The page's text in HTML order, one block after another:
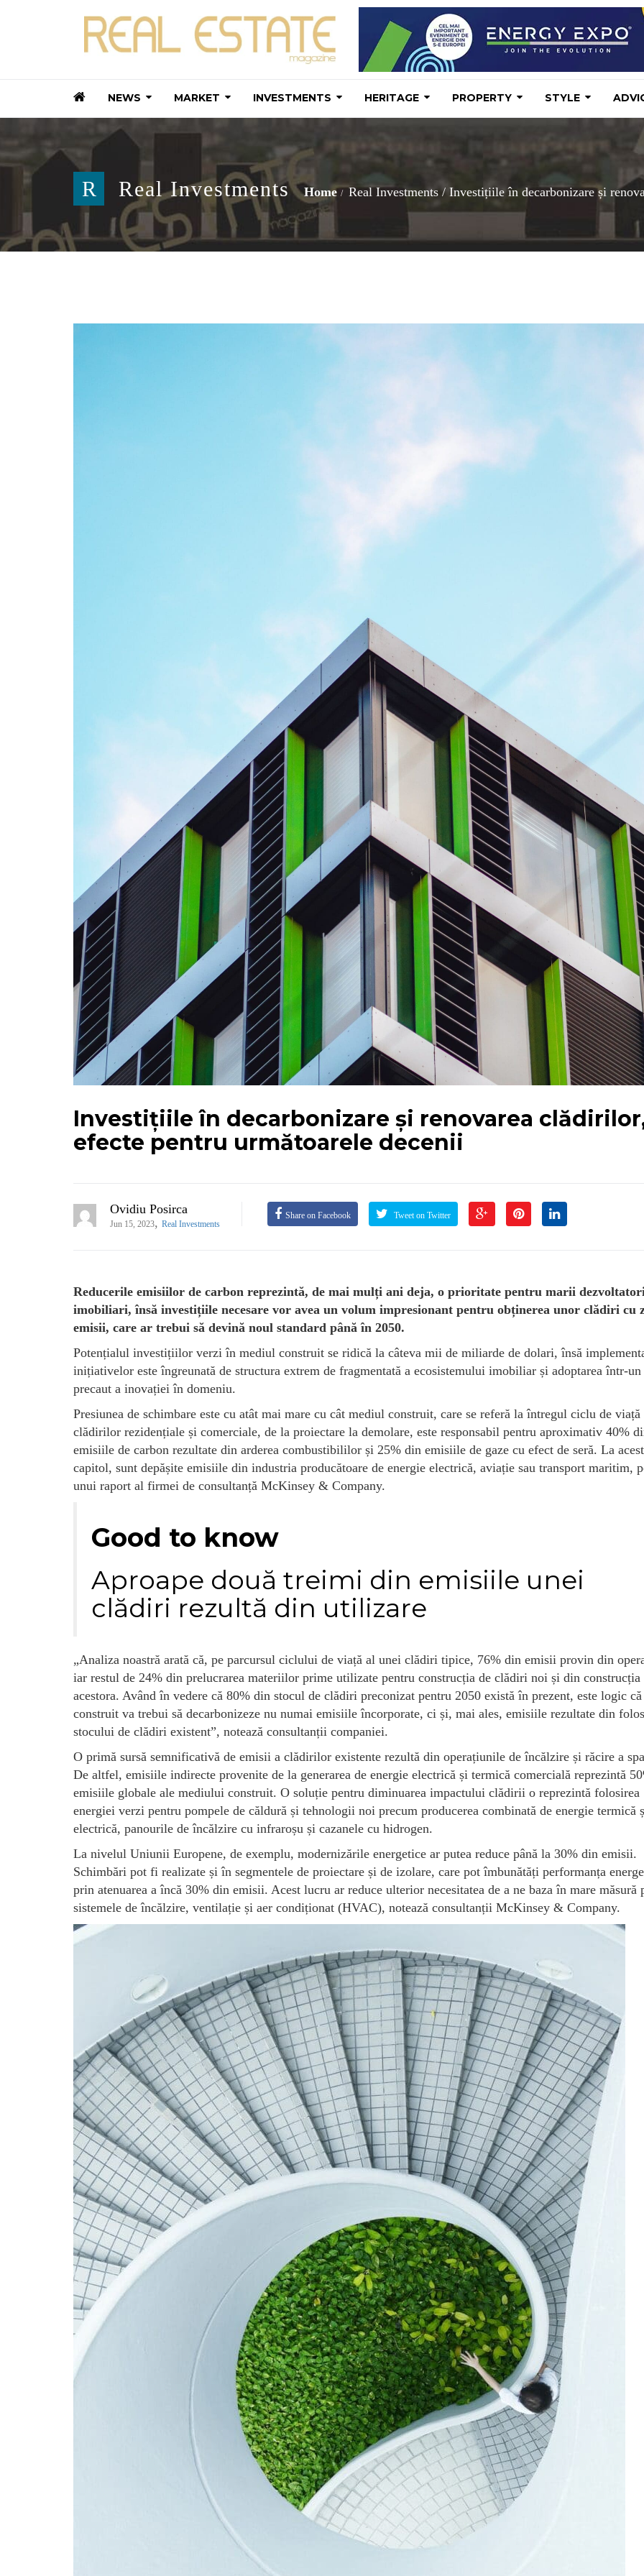
NEWS MARKET INVESTMENTS HERITAGE PROPERTY STYLE
R Real Investments Home Real Investments /Investițiile în decarbonizare și
Investițiile în decarbonizare și renovarea
efecte pentru următoarele decenii
Ovidiu Posirca
Jun 15, 2023, Real Investments
Share on Facebook Tweet on Twitter
Reducerile emisiilor de carbon reprezintă, de mai mulți ani deja, o prioritate pentru marii
imobiliari, însă investițiile necesare vor avea un volum impresionant pentru obținerea unor clădiri cu
emisii, care ar trebui să devină noul standard până în 2050.
Potențialul investițiilor verzi în mediul construit se ridică la câteva mii de miliarde de dolari, însă
inițiativelor este îngreunată de structura extrem de fragmentată a ecosistemului imobiliar și adoptarea într-
precaut a inovației în domeniu.
Presiunea de schimbare este cu atât mai mare cu cât mediul construit, care se referă la întregul ciclu de viață
clădirilor rezidențiale și comerciale, de la proiectare la demolare, este responsabil pentru aproximativ 40%
emisiile de carbon rezultate din arderea combustibililor și 25% din emisiile de gaze cu efect de seră. La acest
capitol, sunt depășite emisiile din industria producătoare de energie electrică, aviație sau transport maritim,
unui raport al firmei de consultanță McKinsey & Company.
Good to know
Aproape două treimi din emisiile unei
clădiri rezultă din utilizare
„Analiza noastră arată că, pe parcursul ciclului de viață al unei clădiri tipice, 76% din emisii provin din
iar restul de 24% din prelucrarea materiilor prime utilizate pentru construcția de clădiri noi și din construcția
acestora. Având în vedere că 80% din stocul de clădiri preconizat pentru 2050 există în prezent, este logic
construit va trebui să decarbonizeze nu numai emisiile încorporate, ci și, mai ales, emisiile rezultate din
stocului de clădiri existent”, notează consultanții companiei.
O primă sursă semnificativă de emisii a clădirilor existente rezultă din operațiunile de încălzire și răcire a
De altfel, emisiile indirecte provenite de la generarea de energie electrică și termică comercială reprezintă
emisiile globale ale mediului construit. O soluție pentru diminuarea impactului clădirii o reprezintă folosirea
energiei verzi pentru pompele de căldură și tehnologii noi precum producerea combinată de energie termică
electrică, panourile de încălzire cu infraroșu și cazanele cu hidrogen.
La nivelul Uniunii Europene, de exemplu, modernizările energetice ar putea reduce până la 30% din emisii.
Schimbări pot fi realizate și în segmentele de proiectare și de izolare, care pot îmbunătăți performanța
prin atenuarea a încă 30% din emisii. Acest lucru ar reduce ulterior necesitatea de a ne baza în mare măsură
sistemele de încălzire, ventilație și aer condiționat (HVAC), notează consultanții McKinsey & Company.